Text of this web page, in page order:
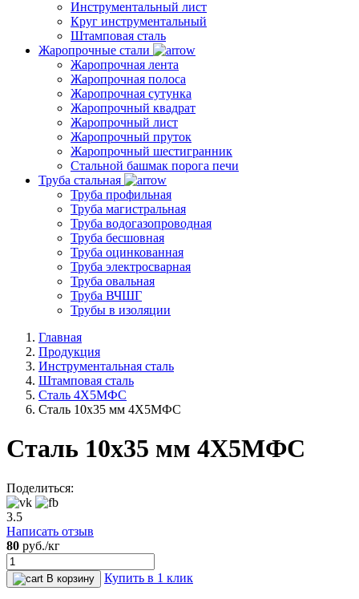
Инструментальный лист
Круг инструментальный
Штамповая сталь
Жаропрочные стали
Жаропрочная лента
Жаропрочная полоса
Жаропрочная сутунка
Жаропрочный квадрат
Жаропрочный лист
Жаропрочный пруток
Жаропрочный шестигранник
Стальной башмак порога печи
Труба стальная
Труба профильная
Труба магистральная
Труба водогазопроводная
Труба бесшовная
Труба оцинкованная
Труба электросварная
Труба овальная
Труба ВЧШГ
Трубы в изоляции
Главная
Продукция
Инструментальная сталь
Штамповая сталь
Сталь 4Х5МФС
Сталь 10x35 мм 4Х5МФС
Сталь 10x35 мм 4Х5МФС
Поделиться:
3.5
Написать отзыв
80 руб./кг
В корзину Купить в 1 клик